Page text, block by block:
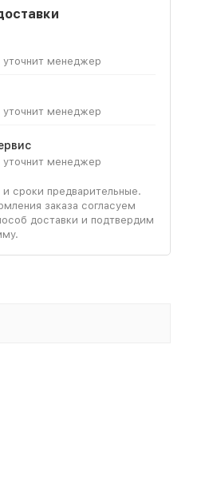
менеджер
менеджер
менеджер
сроки предварительные.
заказа согласуем
доставки и подтвердим